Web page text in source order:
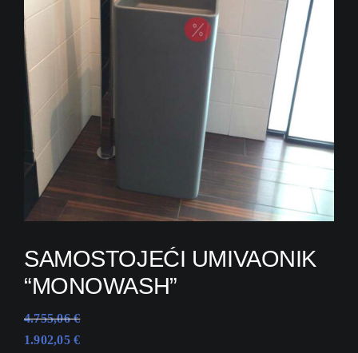
Outlet
Izložbeni saloni
Novosti / Press
SAMOSTOJEĆI UMIVAONIK
“MONOWASH”
4.755,06€
1.902,05€